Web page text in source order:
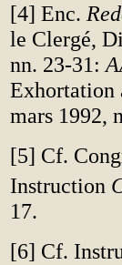
[4] Enc.
le Clergé,
nn. 23-31:
Exhortation
mars 1992,
[5] Cf.
Instruction
17.
[6] Cf.